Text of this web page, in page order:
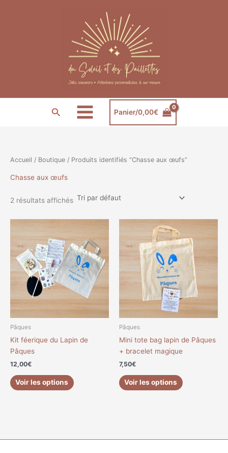
Rechercher Panier/0,00€
Accueil / Boutique / Produits identifiés “Chasse aux œufs”
Chasse aux œufs
2 résultats affichés
Pâques
Kit féerique du Lapin de
Pâques
12,00€
Voir les options
Pâques
Mini tote bag lapin de Pâques
+ bracelet magique
7,50€
Voir les options